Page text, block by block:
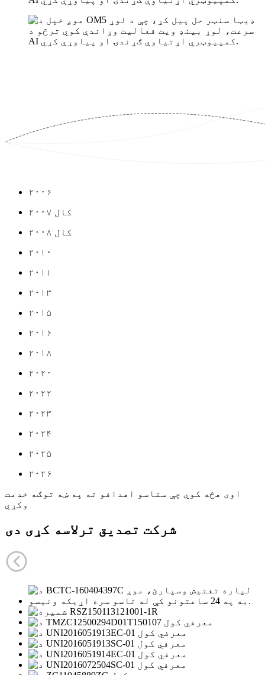
۲۰۰۶
۲۰۰۷ کال
۲۰۰۸ کال
۲۰۱۰
۲۰۱۱
۲۰۱۳
۲۰۱۵
۲۰۱۶
۲۰۱۸
۲۰۲۰
۲۰۲۲
۲۰۲۳
۲۰۲۴
۲۰۲۵
۲۰۲۶
اوی هڅه کوي چې ستاسو اهدافو ته په ښه توګه خدمت
وکړي
شرکت تصدیق ترلاسه کړی دی